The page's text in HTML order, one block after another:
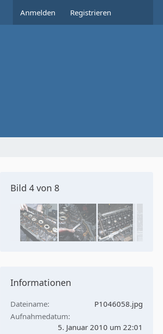
Anmelden Registrieren
Bild 4 von 8
Informationen
Dateiname
P1046058.jpg
Aufnahmedatum
5. Januar 2010 um 22:01